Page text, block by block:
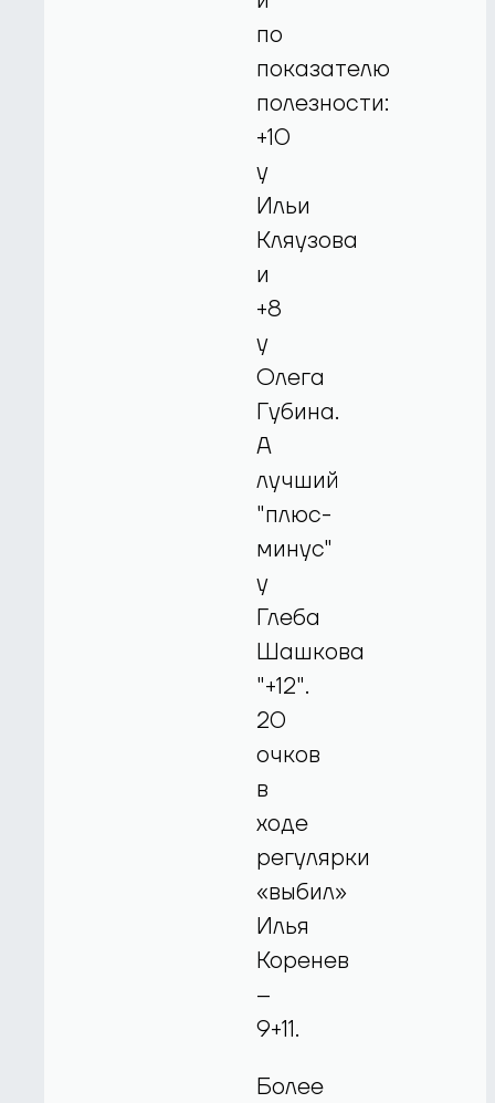
по
показателю
полезности:
+10
у
Ильи
Кляузова
и
+8
у
Олега
Губина.
А
лучший
"плюс-
минус"
у
Глеба
Шашкова
"+12".
20
очков
в
ходе
регулярки
«выбил»
Илья
Коренев
–
9+11.
Более